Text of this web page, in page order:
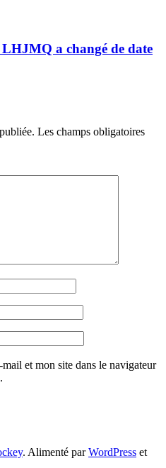
LHJMQ a changé de date
Les champs obligatoires
et mon site dans le navigateur
. Alimenté parWordPress et